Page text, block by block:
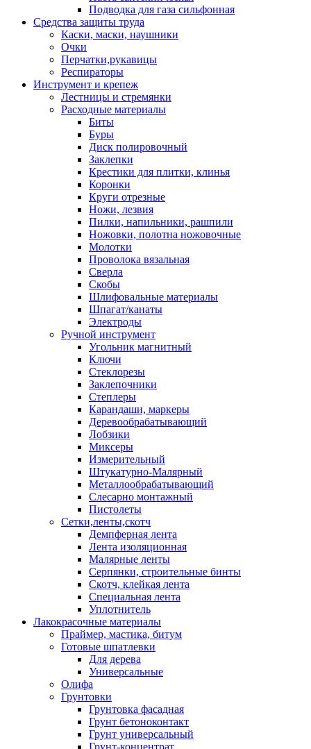
Подводка для газа сильфонная
Средства защиты труда
Каски, маски, наушники
Очки
Перчатки,рукавицы
Респираторы
Инструмент и крепеж
Лестницы и стремянки
Расходные материалы
Биты
Буры
Диск полировочный
Заклепки
Крестики для плитки, клинья
Коронки
Круги отрезные
Ножи, лезвия
Пилки, напильники, рашпили
Ножовки, полотна ножовочные
Молотки
Проволока вязальная
Сверла
Скобы
Шлифовальные материалы
Шпагат/канаты
Электроды
Ручной инструмент
Угольник магнитный
Ключи
Стеклорезы
Заклепочники
Степлеры
Карандаши, маркеры
Деревообрабатывающий
Лобзики
Миксеры
Измерительный
Штукатурно-Малярный
Металлообрабатывающий
Слесарно монтажный
Пистолеты
Сетки,ленты,скотч
Демпферная лента
Лента изоляционная
Малярные ленты
Серпянки, строительные бинты
Скотч, клейкая лента
Специальная лента
Уплотнитель
Лакокрасочные материалы
Праймер, мастика, битум
Готовые шпатлевки
Для дерева
Универсальные
Олифа
Грунтовки
Грунтовка фасадная
Грунт бетоноконтакт
Грунт универсальный